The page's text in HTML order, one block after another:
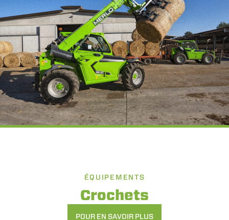
ÉQUIPEMENTS
Crochets
POUR EN SAVOIR PLUS